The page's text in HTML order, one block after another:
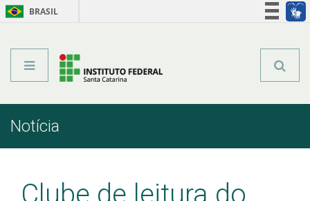
BRASIL
NotíciaInício
Clube de leitura do